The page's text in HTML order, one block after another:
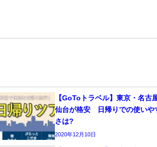
【GoToトラベル】東京・名古
仙台が格安 日帰りでの使いや
さは?
2020年12月10日